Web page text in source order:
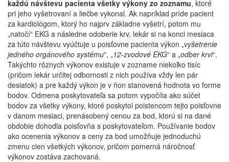
každú návštevu pacienta všetky výkony zo zoznamu, ktoré
pri jeho vyšetrovaní a liečbe vykonal. Ak napríklad príde pacient
za kardiológom, ktorý ho najprv základne vyšetrí, potom mu
„natočí“ EKG a následne odoberie krv, lekár si na konci mesiaca
za túto návštevu vyúčtuje u poisťovne pacienta výkon „vyšetrenie
jedného orgánového systému“, „12-zvodové EKG“ a „odber krvi“.
Takýchto rôznych výkonov existuje v zozname niekoľko tisíc
(pričom lekár určitej odbornosti z nich používa vždy len pár
desiatok) a pre každý výkon je v ňon stanovená hodnota vo forme
bodov. Odmena poskytovateľa sa potom vypočíta ako súčet
bodov za všetky výkony, ktoré poskytol poistencom tejto poisťovne
v danom mesiaci, prenásobený cenou za bod, ktorú si na dané
obdobie dohodla poisťovňa s poskytovateľom. Používanie bodov
ako ocenenia výkonov a ceny za bod umožňuje jednoduchú
zmenu cien všetkých výkonov, pričom pomerná náročnosť
výkonov zostáva zachovaná.